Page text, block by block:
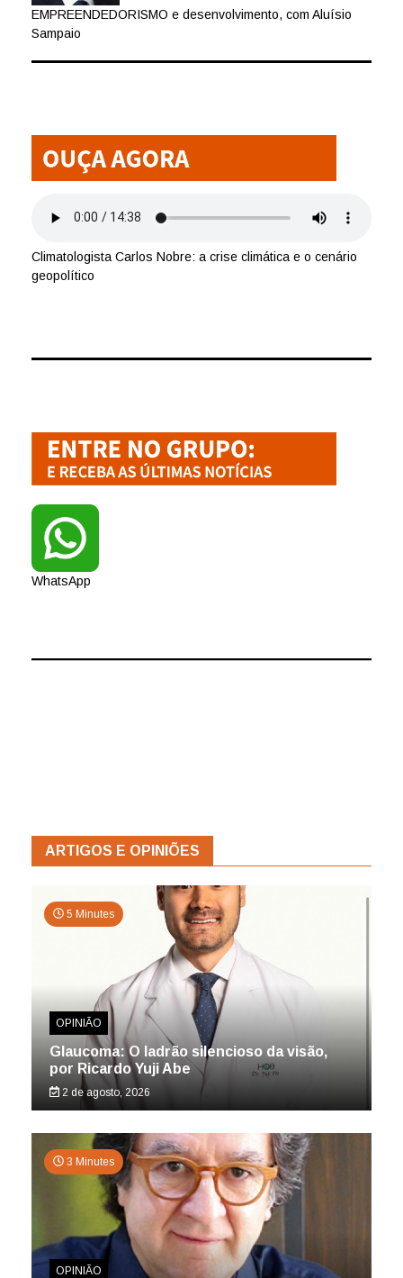
EMPREENDEDORISMO e desenvolvimento, com Aluísio
Sampaio
Climatologista Carlos Nobre: a crise climática e o cenário
geopolítico
WhatsApp
ARTIGOS E OPINIÕES
5 Minutes
OPINIÃO
Glaucoma: O ladrão silencioso da visão,
por Ricardo Yuji Abe
2 de agosto, 2026
3 Minutes
OPINIÃO